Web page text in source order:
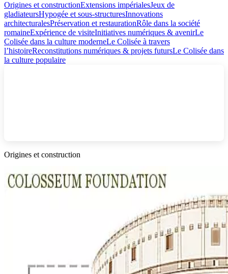
Origines et constructionExtensions impérialesJeux de
gladiateursHypogée et sous-structuresInnovations
architecturalesPréservation et restaurationRôle dans la société
romaineExpérience de visiteInitiatives numériques & avenirLe
Colisée dans la culture moderneLe Colisée à travers
l’histoireReconstitutions numériques & projets futursLe Colisée dans
la culture populaire
Origines et construction